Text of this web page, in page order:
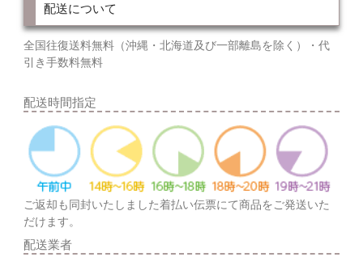
配送について
全国往復送料無料（沖縄・北海道及び一部離島を除く）・代
引き手数料無料
配送時間指定
ご返却も同封いたしました着払い伝票にて商品をご発送いた
だけます。
配送業者